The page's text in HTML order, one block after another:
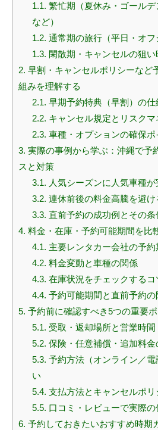
1.1. 繁忙期（夏休み・ゴール
など）
1.2. 通常期の旅行（平日・オフ
1.3. 閑散期・キャンセルの狙い
2. 早割・キャンセルポリシーなど
組みを理解する
2.1. 早期予約特典（早割）の
2.2. キャンセル規定とリスクマ
2.3. 車種・オプションの確保ポ
3. 実際の事例から学ぶ：沖縄で予
スと対策
3.1. 人気シーズンに人気車種
3.2. 連休前後の料金高騰を避け
3.3. 直前予約の成功例とその条
4. 料金・在庫・予約可能期間を比
4.1. 主要レンタカー会社の予約
4.2. 料金変動と車種の関係
4.3. 在庫状況をチェックするコ
4.4. 予約可能期間と直前予約の
5. 予約前に確認すべき5つの重要
5.1. 受取・返却場所と営業時間
5.2. 保険・任意補償・追加料金
5.3. 予約方法（オンライン／
い
5.4. 支払方法とキャンセルポリ
5.5. 口コミ・レビューで実際
6. 予約しておきたいおすすめ時期